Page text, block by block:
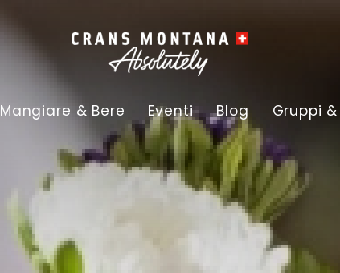
Mangiare & Bere Eventi Blog Gruppi